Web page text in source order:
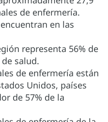
de enfermería.
en las
representa 56% de
salud.
de enfermería están
Unidos, países
de 57% de la